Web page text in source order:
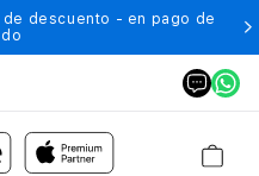
de descuento - en pago de